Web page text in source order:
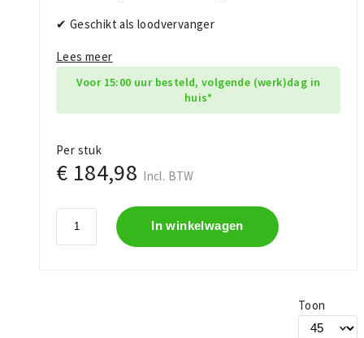
✔ Geschikt als loodvervanger
Lees meer
Voor 15:00 uur besteld, volgende (werk)dag in
huis*
Per stuk
€ 184,98 Incl. BTW
In winkelwagen
Toon